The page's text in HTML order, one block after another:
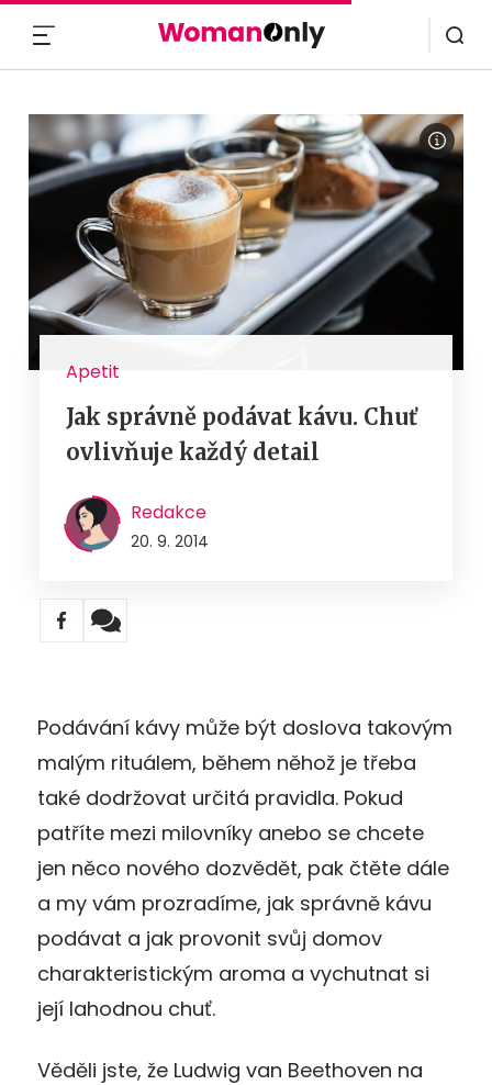
Apetit
Jak správně podávat kávu. Chuť
ovlivňuje každý detail
Redakce
20. 9. 2014
Podávání kávy může být doslova takovým
malým rituálem, během něhož je třeba
také dodržovat určitá pravidla. Pokud
patříte mezi milovníky anebo se chcete
jen něco nového dozvědět, pak čtěte dále
a my vám prozradíme, jak správně kávu
podávat a jak provonit svůj domov
charakteristickým aroma a vychutnat si
její lahodnou chuť.
Věděli jste, že Ludwig van Beethoven na